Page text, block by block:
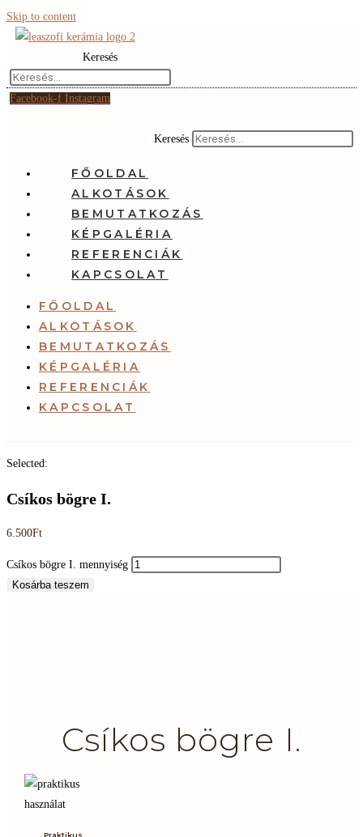
Skip to content
Keresés
Facebook-f Instagram
Keresés
FŐOLDAL
ALKOTÁSOK
BEMUTATKOZÁS
KÉPGALÉRIA
REFERENCIÁK
KAPCSOLAT
FŐOLDAL
ALKOTÁSOK
BEMUTATKOZÁS
KÉPGALÉRIA
REFERENCIÁK
KAPCSOLAT
Selected:
Csíkos bögre I.
6.500Ft
Csíkos bögre I. mennyiség
Kosárba teszem
Csíkos bögre I.
Praktikus